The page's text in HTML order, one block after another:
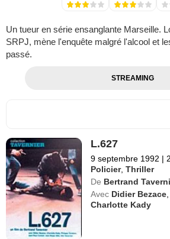
Un tueur en série ensanglante Marseille.
SRPJ, mène l'enquête malgré l'alcool et
passé.
STREAMING
L.627
9 septembre 1992 |
Policier,Thriller
De Bertrand
Avec Didier Bezace
Charlotte Kady